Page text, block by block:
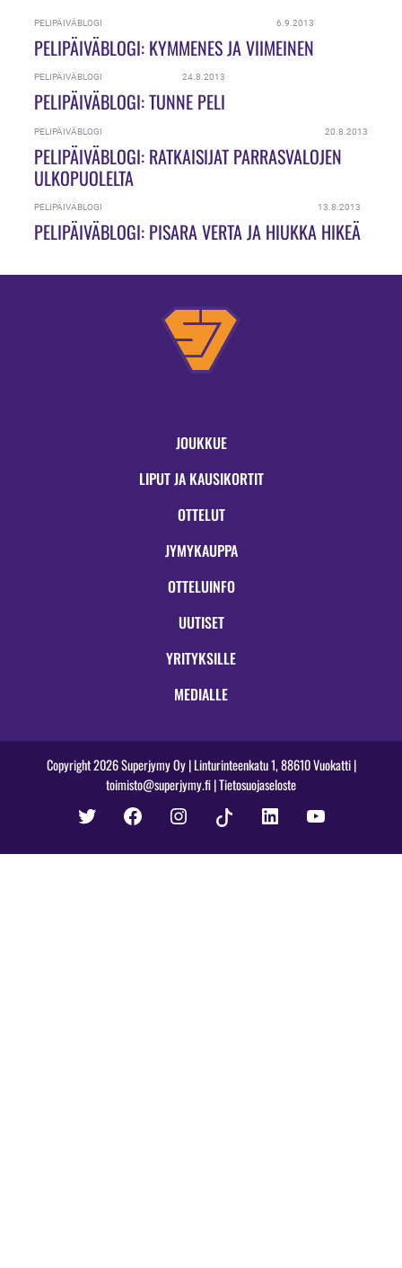
PELIPÄIVÄBLOGI 6.9.2013
PELIPÄIVÄBLOGI: KYMMENES JA VIIMEINEN
PELIPÄIVÄBLOGI 24.8.2013
PELIPÄIVÄBLOGI: TUNNE PELI
PELIPÄIVÄBLOGI 20.8.2013
PELIPÄIVÄBLOGI: RATKAISIJAT PARRASVALOJEN
ULKOPUOLELTA
PELIPÄIVÄBLOGI 13.8.2013
PELIPÄIVÄBLOGI: PISARA VERTA JA HIUKKA HIKEÄ
JOUKKUE
LIPUT JA KAUSIKORTIT
OTTELUT
JYMYKAUPPA
OTTELUINFO
UUTISET
YRITYKSILLE
MEDIALLE
Copyright 2026 Superjymy Oy | Linturinteenkatu 1, 88610 Vuokatti |
toimisto@superjymy.fi|Tietosuojaseloste